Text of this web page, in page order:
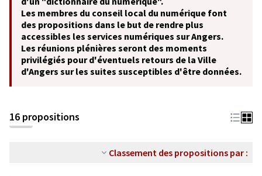
Les membres du conseil local du numérique font
des propositions dans le but de rendre plus
accessibles les services numériques sur Angers.
Les réunions plénières seront des moments
privilégiés pour d'éventuels retours de la Ville
d'Angers sur les suites susceptibles d'être données.
16 propositions
Classement des propositions par :